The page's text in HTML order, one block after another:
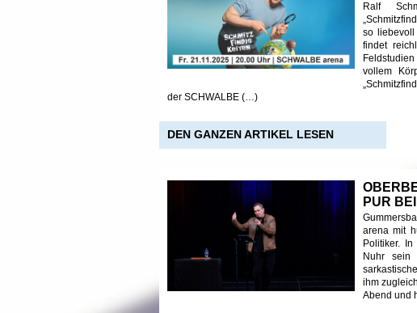
Ralf
so
findet
vollem
der SCHWALBE (…)
DEN GANZEN ARTIKEL LESEN
PUR
arena mit
Politiker.
Nuhr sein
ihm
Abend und